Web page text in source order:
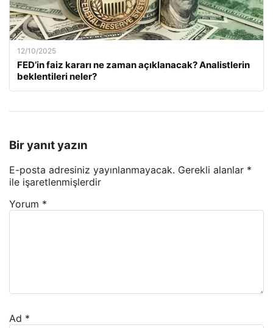
12/10/2025
FED’in faiz kararı ne zaman açıklanacak? Analistlerin
beklentileri neler?
Bir yanıt yazın
E-posta adresiniz yayınlanmayacak. Gerekli alanlar *
ile işaretlenmişlerdir
Yorum *
Ad *